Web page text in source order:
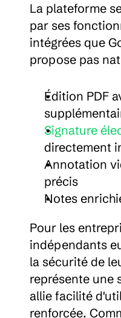
La plateforme
par ses
intégrées que
propose pas
Édition PDF
Signature
directement
Annotation
précis
Notes
Pour les
indépendants
la sécurité de
représente une
allie facilité
renforcée.